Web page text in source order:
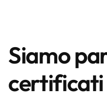
Siamo
certificati